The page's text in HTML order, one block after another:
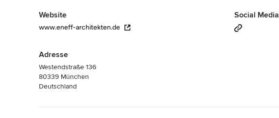
Website
www.eneff-architekten.de
Adresse
Westendstraße 136
80339 München
Deutschland
Social Media